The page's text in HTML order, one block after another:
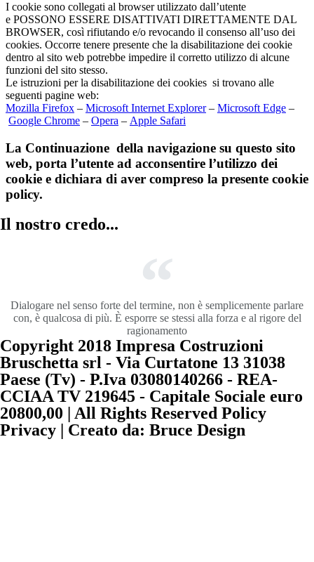
I cookie sono collegati al browser utilizzato dall’utente
e POSSONO ESSERE DISATTIVATI DIRETTAMENTE DAL
BROWSER, così rifiutando e/o revocando il consenso all’uso dei
cookies. Occorre tenere presente che la disabilitazione dei cookie
dentro al sito web potrebbe impedire il corretto utilizzo di alcune
funzioni del sito stesso.
Le istruzioni per la disabilitazione dei cookies si trovano alle
seguenti pagine web:
Mozilla Firefox – Microsoft Internet Explorer– Microsoft Edge –
Google Chrome – Opera – Apple Safari
La Continuazione della navigazione su questo sito
web, porta l’utente ad acconsentire l’utilizzo dei
cookie e dichiara di aver compreso la presente cookie
policy.
Il nostro credo...
Dialogare nel senso forte del termine, non è semplicemente parlare
con, è qualcosa di più. È esporre se stessi alla forza e al rigore del
ragionamento
Copyright 2018 Impresa Costruzioni
Bruschetta srl - Via Curtatone 13 31038
Paese (Tv) - P.Iva 03080140266 - REA-
CCIAA TV 219645 - Capitale Sociale euro
20800,00 | All Rights Reserved Policy
Privacy | Creato da: Bruce Design